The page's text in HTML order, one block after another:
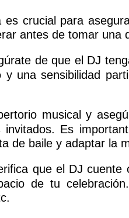
crucial para
antes de tomar una
de que el DJ
una sensibilidad
musical y
Es
de baile y adaptar la
que el DJ cuente
de tu